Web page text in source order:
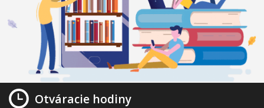
Otváracie hodiny